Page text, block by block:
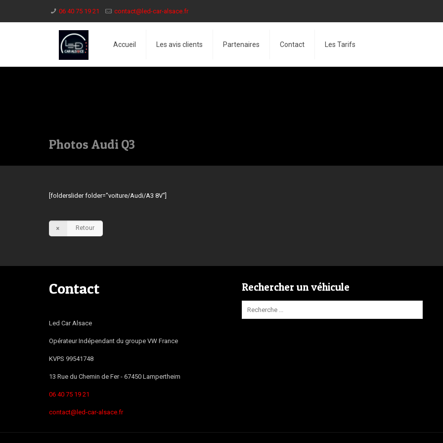
06 40 75 19 21 contact@led-car-alsace.fr
Accueil Les avis clients Partenaires Contact Les Tarifs
Photos Audi Q3
[folderslider folder="voiture/Audi/A3 8V"]
Retour
Contact
Led Car Alsace
Opérateur Indépendant du groupe VW France
KVPS 99541748
13 Rue du Chemin de Fer - 67450 Lampertheim
06 40 75 19 21
contact@led-car-alsace.fr
Rechercher un véhicule